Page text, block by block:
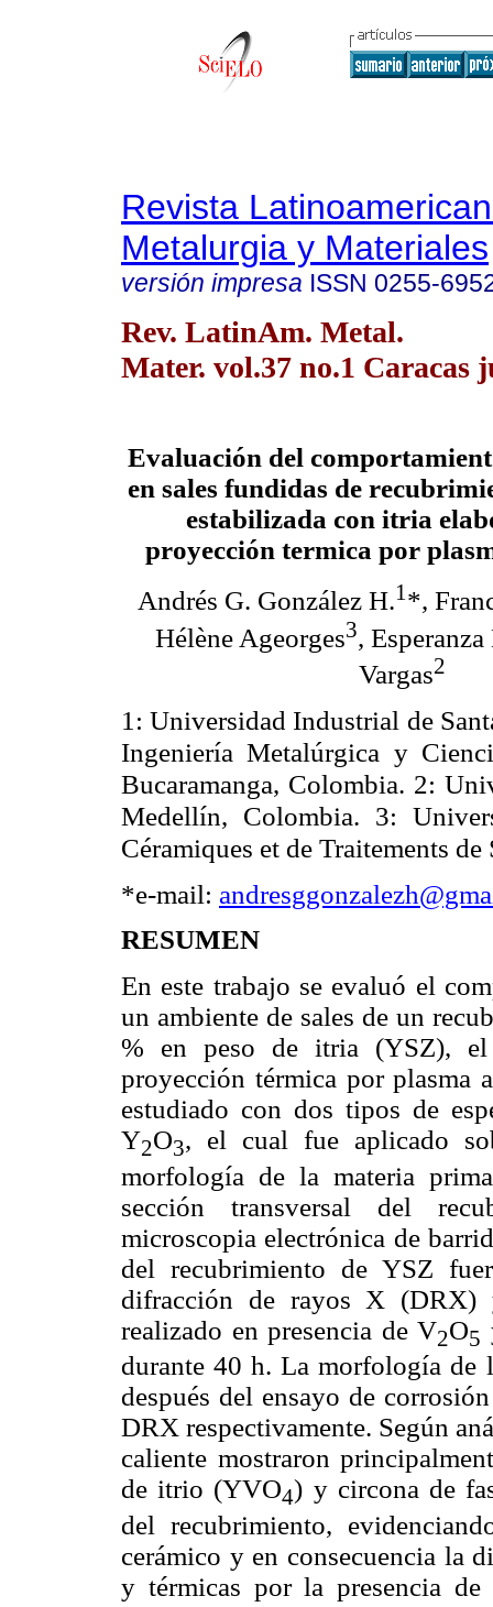
Revista
Metalurgia y Materiales
versión impresa ISSN 0255-
Rev. LatinAm. Metal.
Mater. vol.37 no.1 Caracas
Evaluación del
en sales fundidas de
estabilizada con itria
proyección termica por
Andrés G. González H.1 *,
Hélène Ageorges3,
Vargas2
1: Universidad Industrial de
Ingeniería Metalúrgica y
Bucaramanga, Colombia. 2:
Medellín, Colombia. 3:
Céramiques et de Traitements
*e-mail:
RESUMEN
En este trabajo se evaluó el
un ambiente de sales de un
% en peso de itria (YSZ),
proyección térmica por plasma
estudiado con dos tipos de
Y2O3, el cual fue aplicado
morfología de la materia
sección transversal del
microscopia electrónica de
del recubrimiento de YSZ
difracción de rayos X (DRX)
realizado en presencia de V2O5
durante 40 h. La morfología de
después del ensayo de
DRX respectivamente. Según
caliente mostraron
de itrio (YVO4) y circona de
del recubrimiento,
cerámico y en consecuencia la
y térmicas por la presencia